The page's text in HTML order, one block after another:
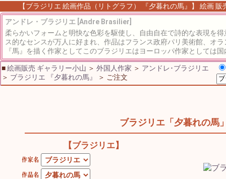
【ブラジリエ 絵画作品（リトグラフ） 『夕暮れの馬』】 絵画
アンドレ・ブラジリエ [Andre Brasilier]
柔らかいフォームと明快な色彩を駆使し、自由自在で詩的な表現を
ス的なセンスが万人に好まれ、作品はフランス政府パリ美術館、オ
『馬』を描く作家としてこのブラジリエはヨーロッパ作家としては
■絵画販売 ギャラリー小山 ＞ 外国人作家 ＞ アンドレ･ブラジリエ
＞ ブラジリエ 『夕暮れの馬』 ＞ ご注文
ブラジリエ「夕暮れの馬
【ブラジリエ】